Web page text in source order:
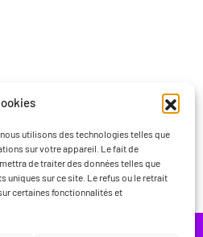
utilisons des technologies telles que
sur votre appareil. Le fait de
de traiter des données telles que
sur ce site. Le refus ou le retrait
certaines fonctionnalités et